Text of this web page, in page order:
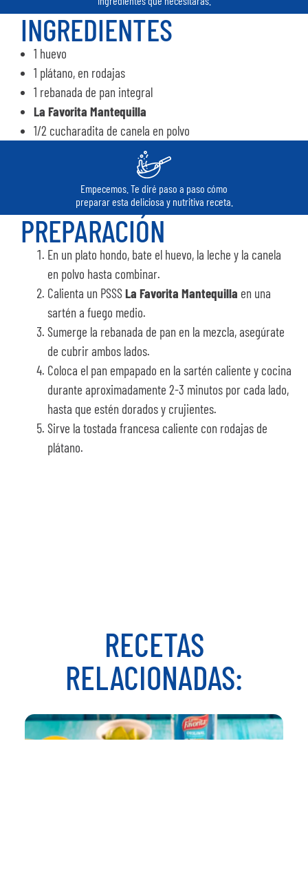
INGREDIENTES
1 huevo
1 plátano, en rodajas
1 rebanada de pan integral
La Favorita Mantequilla
1/2 cucharadita de canela en polvo
Empecemos. Te diré paso a paso cómo
preparar esta deliciosa y nutritiva receta.
PREPARACIÓN
En un plato hondo, bate el huevo, la leche y la canela
en polvo hasta combinar.
Calienta un PSSSLa Favorita Mantequilla en una
sartén a fuego medio.
Sumerge la rebanada de pan en la mezcla, asegúrate
de cubrir ambos lados.
Coloca el pan empapado en la sartén caliente y cocina
durante aproximadamente 2-3 minutos por cada lado,
hasta que estén dorados y crujientes.
Sirve la tostada francesa caliente con rodajas de
plátano.
RECETAS
RELACIONADAS: